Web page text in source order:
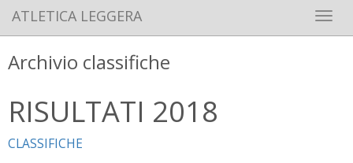
ATLETICA LEGGERA
Archivio classifiche
RISULTATI 2018
CLASSIFICHE